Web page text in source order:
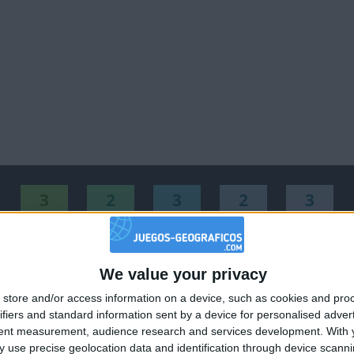
We value your privacy
store and/or access information on a device, such as cookies and
and standard information sent by a device for personalised
measurement, audience research and services development. With
use precise geolocation data and identification through device
3 2 3 2 3
Mejor
111051
145214 2023-
52760 2011-
🇺🇸 We noticed you’re visiting from
an English-speaking country
Join our American version now and be among